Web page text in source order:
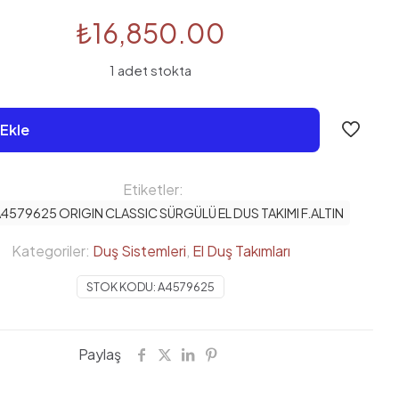
₺16,850.00
1 adet stokta
STOK KODU:A4579625
Kategoriler: Duş Sistemleri, El Duş Takımları
Etiketler:
ORIGIN CLASSIC SÜRGÜLÜ EL DUS TAKIMI F.ALTIN
Paylaş